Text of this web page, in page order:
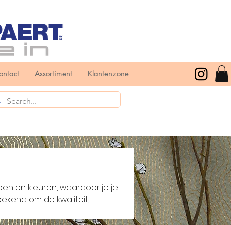
Assortiment Klantenzone
en kleuren, waardoor je je
om de kwaliteit,